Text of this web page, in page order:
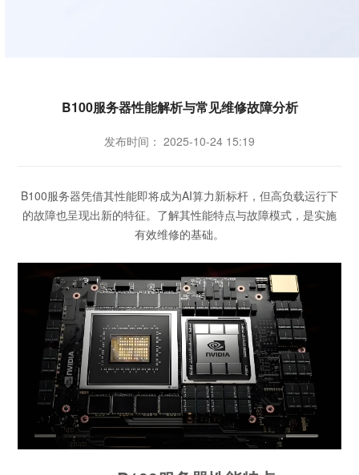
B100服务器性能解析与常见维修故障分析
发布时间： 2025-10-24 15:19
B100服务器凭借其性能即将成为AI算力新标杆，但高负载运行下
的故障也呈现出新的特征。了解其性能特点与故障模式，是实施
有效维修的基础。